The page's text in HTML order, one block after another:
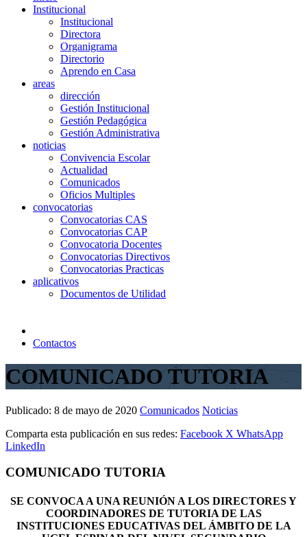
Institucional
Institucional
Directora
Organigrama
Directorio
Aprendo en Casa
areas
dirección
Gestión Institucional
Gestión Pedagógica
Gestión Administrativa
noticias
Convivencia Escolar
Actualidad
Comunicados
Oficios Multiples
convocatorias
Convocatorias CAS
Convocatorias CAP
Convocatoria Docentes
Convocatorias Directivos
Convocatorias Practicas
aplicativos
Documentos de Utilidad
Contactos
COMUNICADO TUTORIA
Publicado: 8 de mayo de 2020 Comunicados Noticias
Comparta esta publicación en sus redes: Facebook X WhatsApp
LinkedIn
COMUNICADO TUTORIA
SE CONVOCA A UNA REUNIÓN A LOS DIRECTORES Y
COORDINADORES DE TUTORIA DE LAS
INSTITUCIONES EDUCATIVAS DEL ÁMBITO DE LA